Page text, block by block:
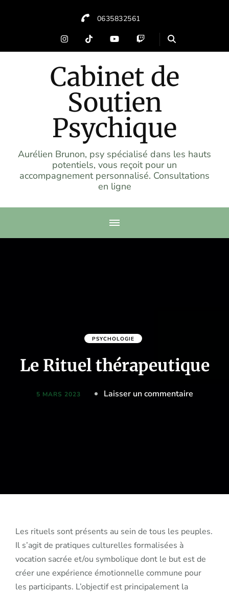
0635832561
Cabinet de
Soutien
Psychique
Aurélien Brunon, psy spécialisé dans les hauts
potentiels, vous reçoit pour un
accompagnement personnalisé. Consultations
en ligne
PSYCHOLOGIE
Le Rituel thérapeutique
5 MARS 2023 Laisser un commentaireon
Les rituels sont présents au sein de tous les peuples.
Il s’agit de pratiques culturelles formalisées à
vocation sacrée et/ou symbolique dont le but est de
créer une expérience émotionnelle commune pour
les participants. L’objectif est principalement la